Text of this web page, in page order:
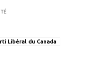
Libéral du Canada